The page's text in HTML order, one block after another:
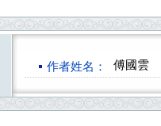
作者姓名： 傅國雲